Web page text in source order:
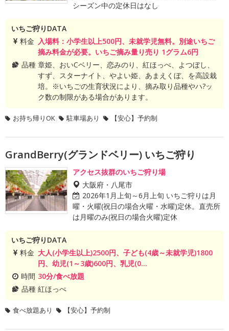
シーズン中の定休日はなし
いちご狩りDATA
料金 入場料：小学生以上500円、未就学児無料。別途いちご
摘み料金が必要。いちご摘み量り売り 1グラム6円
品種 章姫、おいCベリー、恋みのり、紅ほっぺ、よつぼし、
すず、スターナイト、やよい姫、あまえくぼ、を高設栽
培。※いちごの生育状況により、摘み取り品種やハ?ッ
ク数の制限がある場合があります。
お持ち帰りOK 駐車場あり 【安心】予約制
GrandBerry(グランドベリー) いちご狩り
アクセス抜群のいちご狩り場
大阪府・八尾市
2026年1月上旬～6月上旬 いちご狩りは月
曜・火曜(祝日の場合火曜・水曜)定休。直売所
は月曜のみ(祝日の場合火曜)定休
いちご狩りDATA
料金 大人(小学生以上)2500円、子ども(4歳～未就学児)1800
円、幼児(1～3歳)600円、乳児(0...
時間 30分/食べ放題
品種 紅ほっぺ
食べ放題あり 【安心】予約制